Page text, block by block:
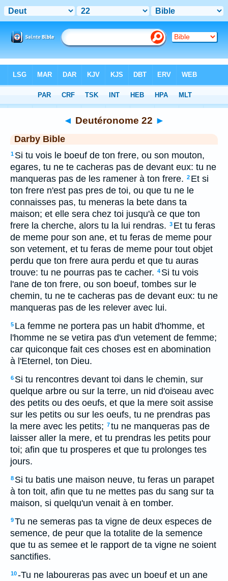
> Deutéronome 22
◄ Deutéronome 22 ►
Darby Bible
1 Si tu vois le boeuf de ton frere, ou son mouton,
egares, tu ne te cacheras pas de devant eux: tu ne
manqueras pas de les ramener à ton frere. 2 Et si
ton frere n'est pas pres de toi, ou que tu ne le
connaisses pas, tu meneras la bete dans ta
maison; et elle sera chez toi jusqu'à ce que ton
frere la cherche, alors tu la lui rendras. 3 Et tu feras
de meme pour son ane, et tu feras de meme pour
son vetement, et tu feras de meme pour tout objet
perdu que ton frere aura perdu et que tu auras
trouve: tu ne pourras pas te cacher. 4 Si tu vois
l'ane de ton frere, ou son boeuf, tombes sur le
chemin, tu ne te cacheras pas de devant eux: tu ne
manqueras pas de les relever avec lui.
5 La femme ne portera pas un habit d'homme, et
l'homme ne se vetira pas d'un vetement de femme;
car quiconque fait ces choses est en abomination
à l'Eternel, ton Dieu.
6 Si tu rencontres devant toi dans le chemin, sur
quelque arbre ou sur la terre, un nid d'oiseau avec
des petits ou des oeufs, et que la mere soit assise
sur les petits ou sur les oeufs, tu ne prendras pas
la mere avec les petits; 7tu ne manqueras pas de
laisser aller la mere, et tu prendras les petits pour
toi; afin que tu prosperes et que tu prolonges tes
jours.
8 Si tu batis une maison neuve, tu feras un parapet
à ton toit, afin que tu ne mettes pas du sang sur ta
maison, si quelqu'un venait à en tomber.
9Tu ne semeras pas ta vigne de deux especes de
semence, de peur que la totalite de la semence
que tu as semee et le rapport de ta vigne ne soient
sanctifies.
10-Tu ne laboureras pas avec un boeuf et un ane